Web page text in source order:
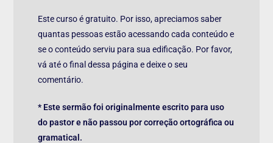
Este curso é gratuito. Por isso, apreciamos saber
quantas pessoas estão acessando cada conteúdo e
se o conteúdo serviu para sua edificação. Por favor,
vá até o final dessa página e deixe o seu
comentário.
* Este sermão foi originalmente escrito para uso
do pastor e não passou por correção ortográfica ou
gramatical.